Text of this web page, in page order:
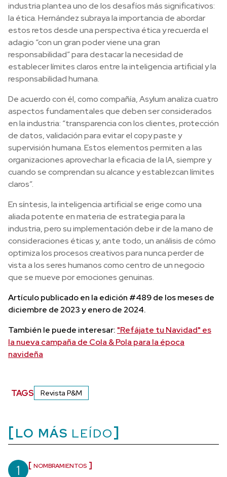
industria plantea uno de los desafíos más significativos:
la ética. Hernández subraya la importancia de abordar
estos retos desde una perspectiva ética y recuerda el
adagio “con un gran poder viene una gran
responsabilidad” para destacar la necesidad de
establecer límites claros entre la inteligencia artificial y la
responsabilidad humana.
De acuerdo con él, como compañía, Asylum analiza cuatro
aspectos fundamentales que deben ser considerados
en la industria: “transparencia con los clientes, protección
de datos, validación para evitar el copy paste y
supervisión humana. Estos elementos permiten a las
organizaciones aprovechar la eficacia de la IA, siempre y
cuando se comprendan su alcance y establezcan límites
claros”.
En síntesis, la inteligencia artificial se erige como una
aliada potente en materia de estrategia para la
industria, pero su implementación debe ir de la mano de
consideraciones éticas y, ante todo, un análisis de cómo
optimiza los procesos creativos para nunca perder de
vista a los seres humanos como centro de un negocio
que se mueve por emociones genuinas.
Artículo publicado en la edición #489 de los meses de
diciembre de 2023 y enero de 2024.
También le puede interesar: "Refájate tu Navidad" es
la nueva campaña de Cola & Pola para la época
navideña
TAGS Revista P&M
LO MÁS LEÍDO
1 NOMBRAMIENTOS